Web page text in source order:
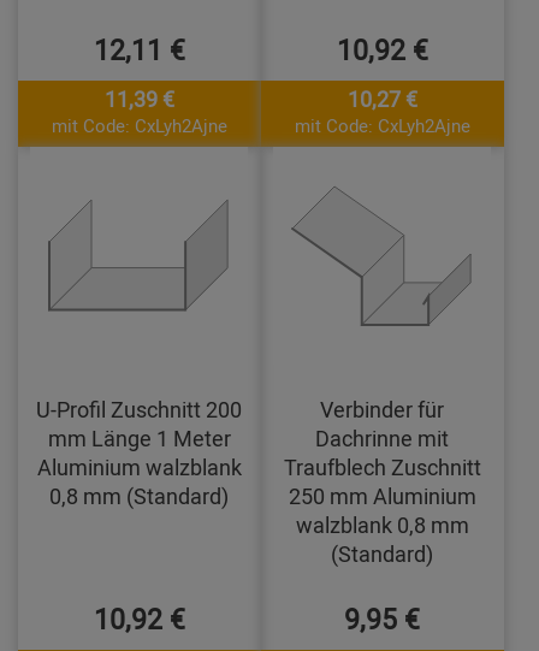
12,11 €
11,39 €
mit Code: CxLyh2Ajne
10,92 €
10,27 €
mit Code: CxLyh2Ajne
U-Profil Zuschnitt 200
mm Länge 1 Meter
Aluminium walzblank
0,8 mm (Standard)
10,92 €
Verbinder für
Dachrinne mit
Traufblech Zuschnitt
250 mm Aluminium
walzblank 0,8 mm
(Standard)
9,95 €